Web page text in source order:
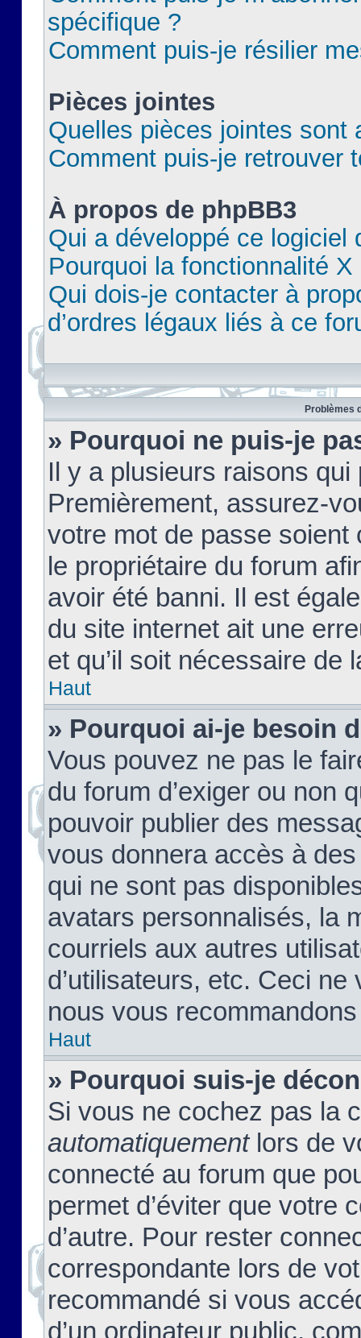
spécifique ?
Comment puis-je résilier
Pièces jointes
Quelles pièces jointes sont
Comment puis-je retrouver
À propos de phpBB3
Qui a développé ce logiciel
Pourquoi la fonctionnalité X
Qui dois-je contacter à
d’ordres légaux liés à ce
Problèmes
» Pourquoi ne puis-je
Il y a plusieurs raisons
Premièrement, assurez-
votre mot de passe soient
le propriétaire du forum
avoir été banni. Il est
du site internet ait une
et qu’il soit nécessaire de
Haut
» Pourquoi ai-je besoin
Vous pouvez ne pas le
du forum d’exiger ou non
pouvoir publier des
vous donnera accès à
qui ne sont pas
avatars personnalisés, la
courriels aux autres
d’utilisateurs, etc. Ceci
nous vous
Haut
» Pourquoi suis-je
Si vous ne cochez pas la
automatiquementlors de
connecté au forum que
permet d’éviter que votre
d’autre. Pour rester
correspondante lors de
recommandé si vous
d’un ordinateur public,